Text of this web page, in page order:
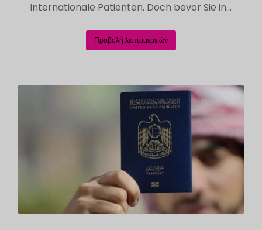
internationale Patienten. Doch bevor Sie in…
Προβολή λεπτομερειών